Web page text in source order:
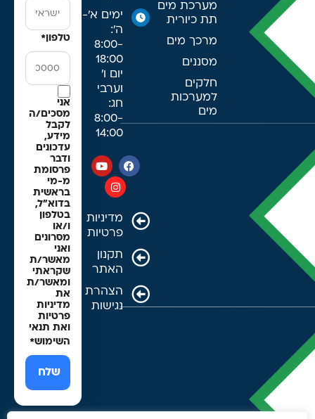
מערכת מים
תת כיורית
מרכך מים
מסננים
חלקים
למערכות
מים
ימים א׳-
ה׳:
8:00-
18:00
יום ו׳
וערבי
חג:
8:00-
14:00
מדיניות
פרטיות
תקנון
האתר
הצהרת
נגישות
טלפון *
אני
מסכים/ה
לקבל
מידע,
עדכונים
ודבר
פרסומת
מ-מי
בראשית
בדוא"ל,
בטלפון
ו/או
מסרונים
ואני
מאשר/ת
שקראתי
ומאשר/ת
את
מדיניות
פרטיות
ואת תנאי
השימוש*